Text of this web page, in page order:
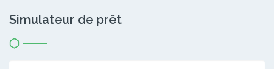
Simulateur de prêt